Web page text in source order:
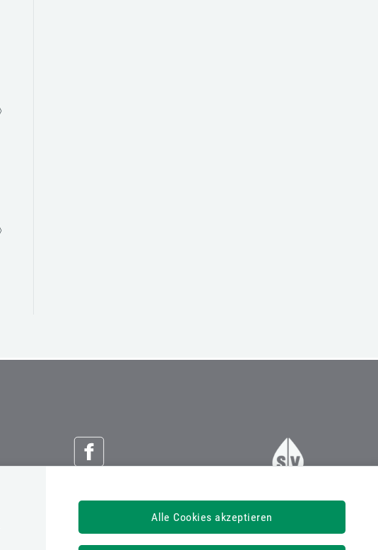
Alle Cookies akzeptieren
Österreichische Sozialversicherung
Dachverband der Sozialversicherungsträger